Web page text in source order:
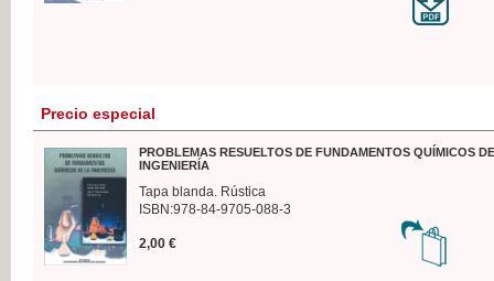
Precio especial
PROBLEMAS RESUELTOS DE FUNDAMENTOS QUÍMICOS
INGENIERÍA
Tapa blanda. Rústica
ISBN:978-84-9705-088-3
2,00 €